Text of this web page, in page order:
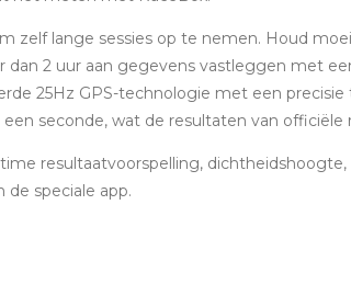
zelf lange sessies op te nemen. Houd
2 uur aan gegevens vastleggen met
25Hz GPS-technologie met een
seconde, wat de resultaten van
resultaatvoorspelling,
speciale app.